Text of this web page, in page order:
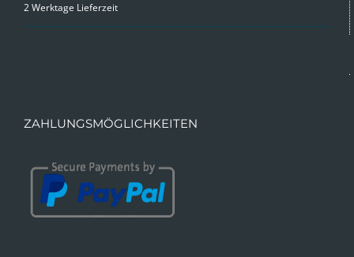
2 Werktage Lieferzeit
ZAHLUNGSMÖGLICHKEITEN